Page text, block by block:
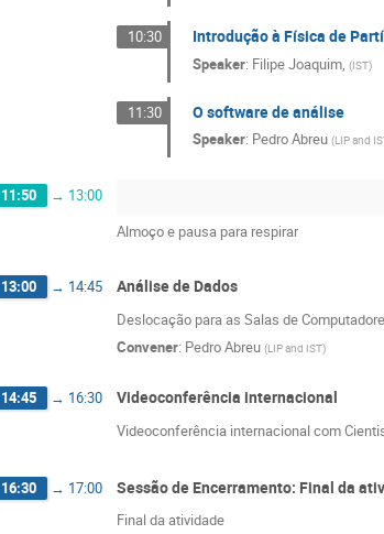
10:30 Introdução à Física de
Speaker: Filipe Joaquim, (IST)
11:30 O software de análise
Speaker: Pedro Abreu (LIP and
11:50 → 13:00
Almoço e pausa para respirar
13:00 → 14:45 Análise de Dados
Deslocação para as Salas de
Convener: Pedro Abreu (LIP and IST)
14:45 → 16:30 Videoconferência internacional
Videoconferência internacional com
16:30 → 17:00 Sessão de Encerramento: Final da
Final da atividade